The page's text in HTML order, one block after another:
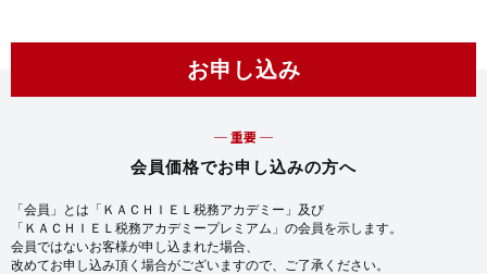
お申し込み
─ 重要 ─
会員価格でお申し込みの方へ
「会員」とは「ＫＡＣＨＩＥＬ税務アカデミー」及び
「ＫＡＣＨＩＥＬ税務アカデミープレミアム」の会員を示します。
会員ではないお客様が申し込まれた場合、
改めてお申し込み頂く場合がございますので、ご了承ください。